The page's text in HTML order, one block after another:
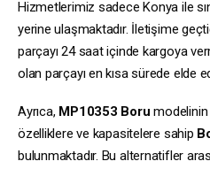
Hizmetlerimiz sadece Konya ile
yerine ulaşmaktadır. İletişime
parçayı 24 saat içinde kargoya
olan parçayı en kısa sürede elde
Ayrıca, MP10353 Boru modelinin
özelliklere ve kapasitelere sahip
bulunmaktadır. Bu alternatifler